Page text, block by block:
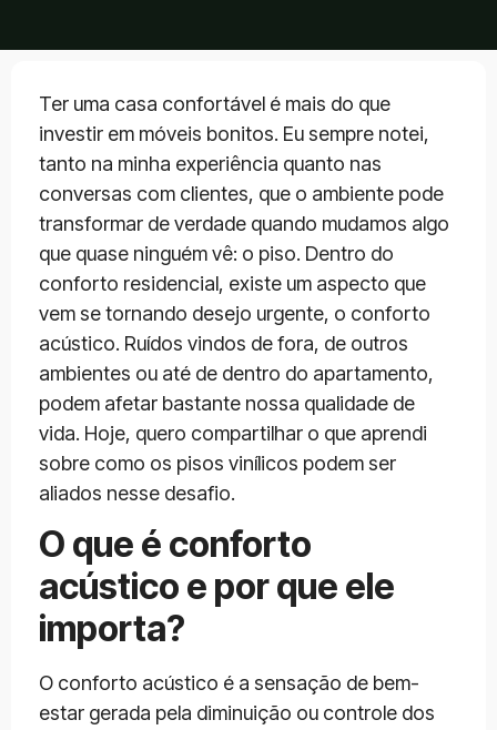
Ter uma casa confortável é mais do que
investir em móveis bonitos. Eu sempre notei,
tanto na minha experiência quanto nas
conversas com clientes, que o ambiente pode
transformar de verdade quando mudamos algo
que quase ninguém vê: o piso. Dentro do
conforto residencial, existe um aspecto que
vem se tornando desejo urgente, o conforto
acústico. Ruídos vindos de fora, de outros
ambientes ou até de dentro do apartamento,
podem afetar bastante nossa qualidade de
vida. Hoje, quero compartilhar o que aprendi
sobre como os pisos vinílicos podem ser
aliados nesse desafio.
O que é conforto
acústico e por que ele
importa?
O conforto acústico é a sensação de bem-
estar gerada pela diminuição ou controle dos